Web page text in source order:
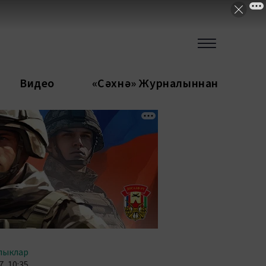
Видео «Сәхнә» Журналыннан